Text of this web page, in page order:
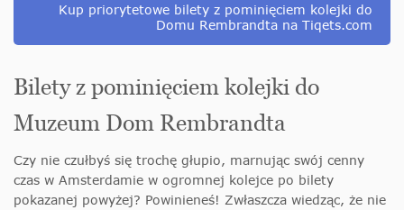
Kup priorytetowe bilety z pominięciem kolejki do
Domu Rembrandta na Tiqets.com
Bilety z pominięciem kolejki do
Muzeum Dom Rembrandta
Czy nie czułbyś się trochę głupio, marnując swój cenny
czas w Amsterdamie w ogromnej kolejce po bilety
pokazanej powyżej? Powinieneś! Zwłaszcza wiedząc, że nie